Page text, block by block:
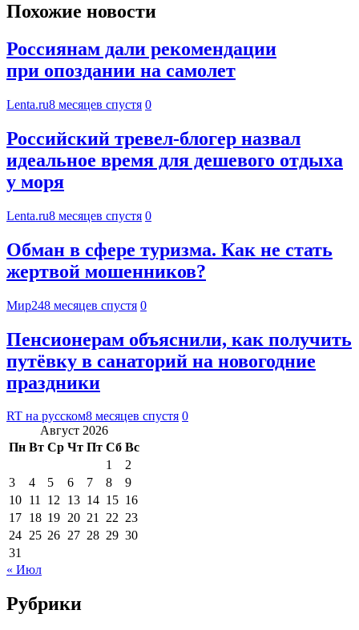
Похожие новости
Россиянам дали рекомендации
при опоздании на самолет
Lenta.ru8 месяцев спустя 0
Российский тревел-блогер назвал
идеальное время для дешевого отдыха
у моря
Lenta.ru8 месяцев спустя 0
Обман в сфере туризма. Как не стать
жертвой мошенников?
Мир248 месяцев спустя 0
Пенсионерам объяснили, как получить
путёвку в санаторий на новогодние
праздники
RT на русском8 месяцев спустя 0
Август 2026
Пн Вт Ср Чт Пт Сб Вс
1
2
3
4 5 6 7 8
9
10 11 12 13 14 15 16
17 18 19 20 21 22 23
24 25 26 27 28 29 30
31
« Июл
Рубрики